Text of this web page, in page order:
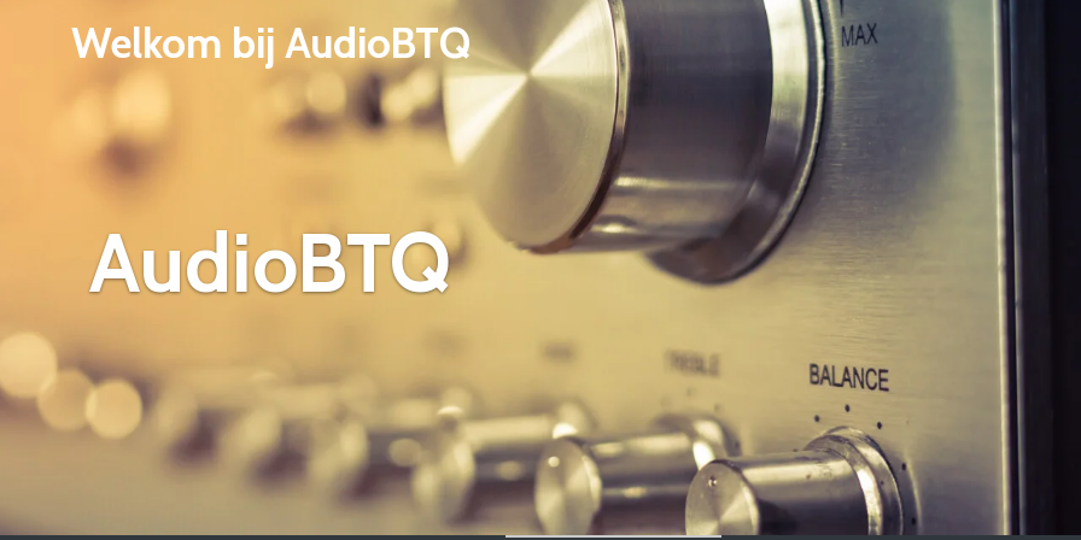
Welkom bij AudioBTQ
AudioBTQ